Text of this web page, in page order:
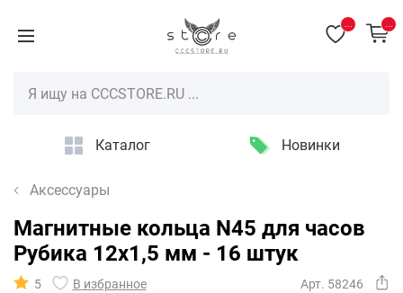
Каталог Новинки
Аксессуары
Магнитные кольца N45 для часов
Рубика 12х1,5 мм - 16 штук
5 В избранное Арт. 58246